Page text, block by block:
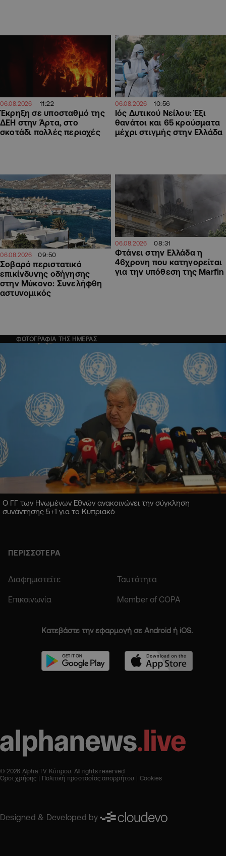
06.08.2026 11:22
Έκρηξη σε υποσταθμό της
ΔΕΗ στην Άρτα, στο
σκοτάδι πολλές περιοχές
06.08.2026 10:56
Ιός Δυτικού Νείλου: Έξι
θανάτοι και 65 κρούσματα
μέχρι στιγμής στην Ελλάδα
06.08.2026 09:50
Σοβαρό περιστατικό
επικίνδυνης οδήγησης
στην Μύκονο: Συνελήφθη
αστυνομικός
06.08.2026 08:31
Φτάνει στην Ελλάδα η
46χρονη που κατηγορείται
για την υπόθεση της Marfin
ΦΩΤΟΓΡΑΦΙΑ ΤΗΣ ΗΜΕΡΑΣ
Ο ΓΓ των Ηνωμένων Εθνών ανακοινώνει την σύγκληση
συνάντησης 5+1 για το Κυπριακό
ΠΕΡΙΣΣΟΤΕΡΑ
Διαφημιστείτε Ταυτότητα
Επικοινωνία Member of COPA
Κατεβάστε την εφαρμογή σε Android ή iOS.
© 2026 Alpha TV Κύπρου. All rights reserved
Όροι χρήσης
Πολιτική προστασίας απορρήτου Cookies
Designed & Developed by